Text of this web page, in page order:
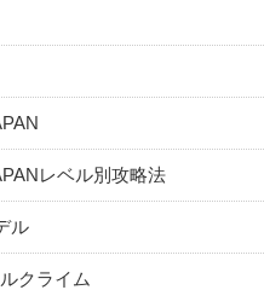
レベル別攻略法
ル
クライム